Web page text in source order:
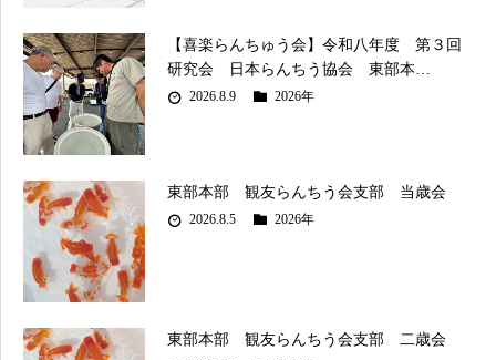
【喜楽らんちゅう会】令和八年度 第３回
研究会 日本らんちう協会 東部本…
2026.8.9 2026年
東部本部 観友らんちう会支部 当歳会
2026.8.5 2026年
東部本部 観友らんちう会支部 二歳会